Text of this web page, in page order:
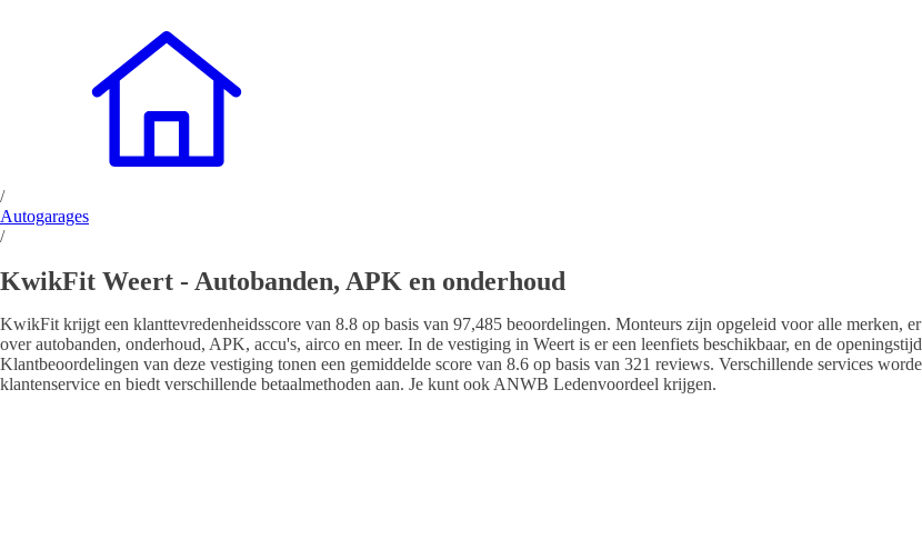
/
Autogarages
/
KwikFit Weert - Autobanden, APK en onderhoud
KwikFit krijgt een klanttevredenheidsscore van 8.8 op basis van 97,485 beoordelingen. Monteurs zijn opgeleid voor alle merken,
over autobanden, onderhoud, APK, accu's, airco en meer. In de vestiging in Weert is er een leenfiets beschikbaar, en de
Klantbeoordelingen van deze vestiging tonen een gemiddelde score van 8.6 op basis van 321 reviews. Verschillende services
klantenservice en biedt verschillende betaalmethoden aan. Je kunt ook ANWB Ledenvoordeel krijgen.